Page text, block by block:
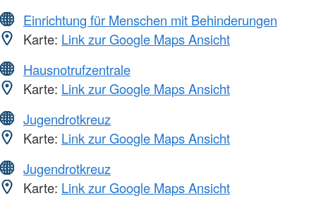
Einrichtung für Menschen mit Behinderungen
Karte: Link zur Google Maps Ansicht
Hausnotrufzentrale
Karte: Link zur Google Maps Ansicht
Jugendrotkreuz
Karte: Link zur Google Maps Ansicht
Jugendrotkreuz
Karte: Link zur Google Maps Ansicht